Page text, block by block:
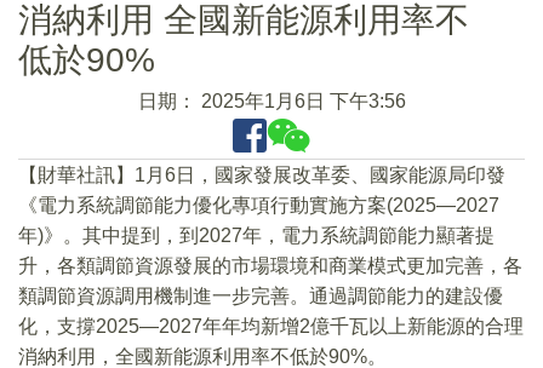
消納利用 全國新能源利用率不
低於90%
日期： 2025年1月6日 下午3:56
【財華社訊】1月6日，國家發展改革委、國家能源局印發
《電力系統調節能力優化專項行動實施方案(2025—2027
年)》。其中提到，到2027年，電力系統調節能力顯著提
升，各類調節資源發展的市場環境和商業模式更加完善，各
類調節資源調用機制進一步完善。通過調節能力的建設優
化，支撐2025—2027年年均新增2億千瓦以上新能源的合理
消納利用，全國新能源利用率不低於90%。